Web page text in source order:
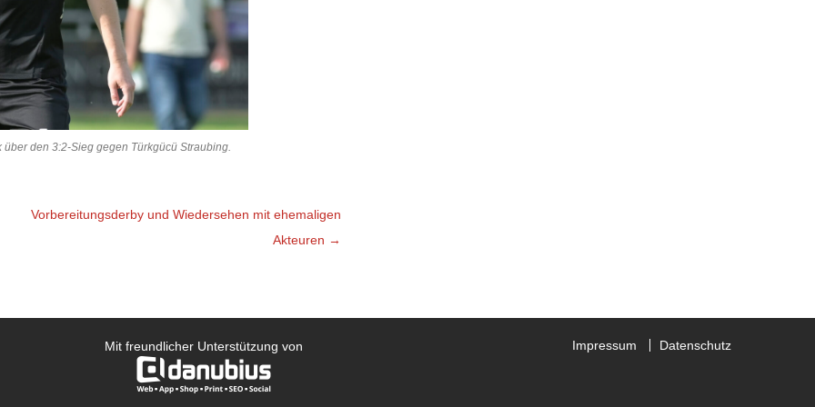
den 3:2-Sieg gegen Türkgücü Straubing.
Vorbereitungsderby und Wiedersehen mit ehemaligen
Akteuren →
Impressum Datenschutz
Mit freundlicher Unterstützung von